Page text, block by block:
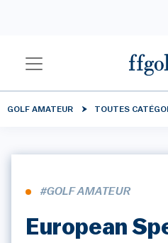
GOLF AMATEUR TOUTES
#GOLF AMATEUR
European